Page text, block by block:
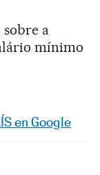
a
mínimo
en Google